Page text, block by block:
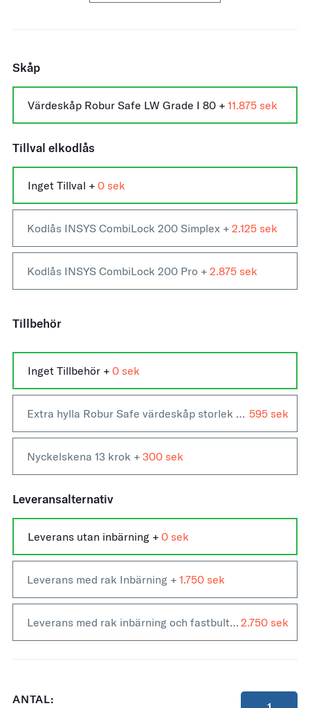
Skåp
Värdeskåp Robur Safe LW Grade I 80 + 11.875
Tillval elkodlås
Inget Tillval + 0
Kodlås INSYS CombiLock 200 Simplex + 2.125
Kodlås INSYS CombiLock 200 Pro + 2.875
Tillbehör
Inget Tillbehör + 0
Extra hylla Robur Safe värdeskåp storlek 40-80 +
595
Nyckelskena 13 krok + 300
Leveransalternativ
Leverans utan inbärning + 0
Leverans med rak Inbärning + 1.750
Leverans med rak inbärning och fastbultning + 2.750
ANTAL: